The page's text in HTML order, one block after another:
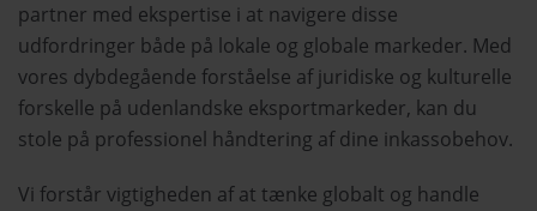
partner med ekspertise i at navigere disse
udfordringer både på lokale og globale markeder. Med
vores dybdegående forståelse af juridiske og kulturelle
forskelle på udenlandske eksportmarkeder, kan du
stole på professionel håndtering af dine inkassobehov.
Vi forstår vigtigheden af at tænke globalt og handle